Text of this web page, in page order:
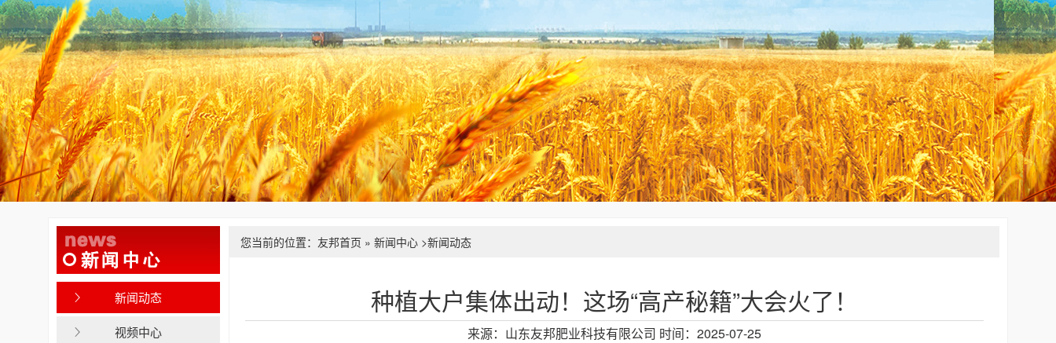
新闻动态
视频中心
您当前的位置： 友邦首页 » 新闻中心 >新闻动态
种植大户集体出动！这场“高产秘籍”大会火了！
来源：山东友邦肥业科技有限公司 时间：2025-07-25